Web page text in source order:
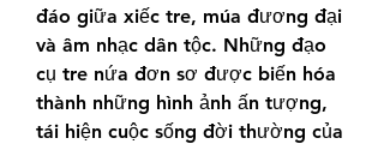
đáo giữa xiếc tre, múa đương đại
và âm nhạc dân tộc. Những đạo
cụ tre nứa đơn sơ được biến hóa
thành những hình ảnh ấn tượng,
tái hiện cuộc sống đời thường của